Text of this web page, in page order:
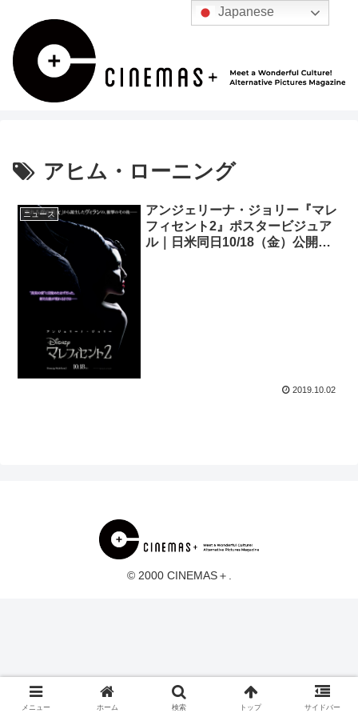
アヒム・ローニング
ニュース
アンジェリーナ・ジョリー『マレ
フィセント2』ポスタービジュア
ル｜日米同日10/18（金）公開決
2019.10.02
© 2000 CINEMAS＋.
メニュー ホーム 検索 トップ サイドバー
Japanese